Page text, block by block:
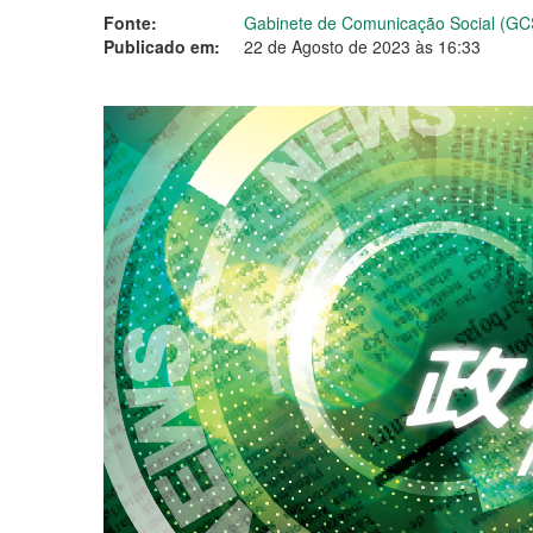
Fonte:
Gabinete de Comunicação Social
Publicado em:
22 de Agosto de 2023 às 16:33